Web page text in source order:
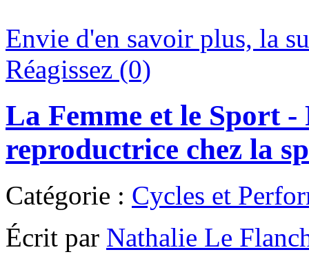
Envie d'en savoir plus, la
Réagissez (0)
La Femme et le Sport
reproductrice chez la
Catégorie : Cycles et
Écrit par Nathalie Le